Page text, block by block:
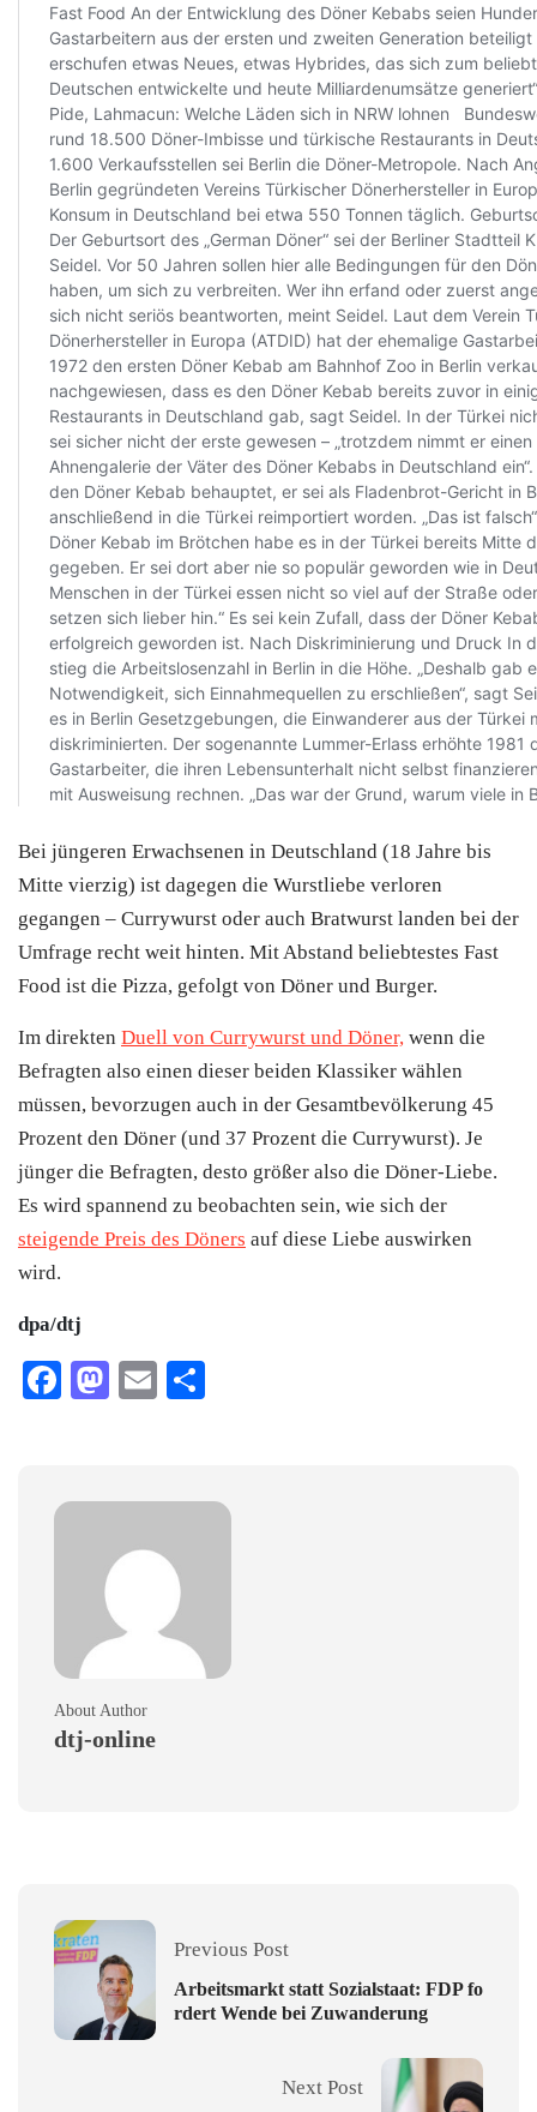
Bei jüngeren Erwachsenen in Deutschland (18 Jahre bis
Mitte vierzig) ist dagegen die Wurstliebe verloren
gegangen – Currywurst oder auch Bratwurst landen bei der
Umfrage recht weit hinten. Mit Abstand beliebtestes Fast
Food ist die Pizza, gefolgt von Döner und Burger.
Im direkten Duell von Currywurst und Döner, wenn die
Befragten also einen dieser beiden Klassiker wählen
müssen, bevorzugen auch in der Gesamtbevölkerung 45
Prozent den Döner (und 37 Prozent die Currywurst). Je
jünger die Befragten, desto größer also die Döner-Liebe.
Es wird spannend zu beobachten sein, wie sich der
steigende Preis des Döners auf diese Liebe auswirken
wird.
dpa/dtj
Facebook
Mastodon
Email
About Author
dtj-online
Previous Post
Arbeitsmarkt statt Sozialstaat: FDP fo
rdert Wende bei Zuwanderung
Next Post